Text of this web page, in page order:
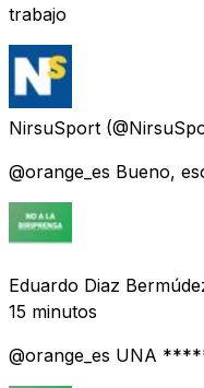
trabajo
NirsuSport
@orange_es Bueno,
Eduardo Diaz
15 minutos
@orange_es UNA